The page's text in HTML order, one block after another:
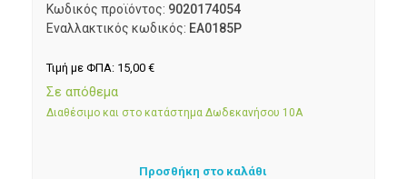
Κωδικός προϊόντος: 9020174054
Εναλλακτικός κωδικός: EA0185P
Τιμή με ΦΠΑ: 15,00 €
Σε απόθεμα
Διαθέσιμο και στο κατάστημα Δωδεκανήσου 10Α
Προσθήκη στο καλάθι